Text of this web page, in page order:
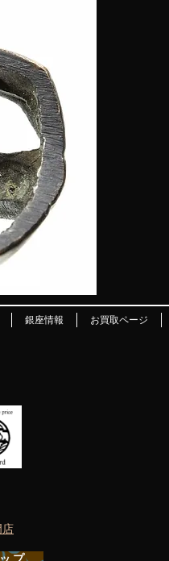
銀座情報 お買取ページ
店